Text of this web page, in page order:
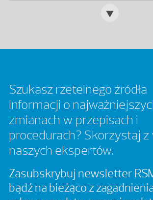
Szukasz rzetelnego źródła
informacji o
zmianach w przepisach i
procedurach? Skorzystaj
naszych ekspertów.
Zasubskrybuj newsletter
bądź na bieżąco z